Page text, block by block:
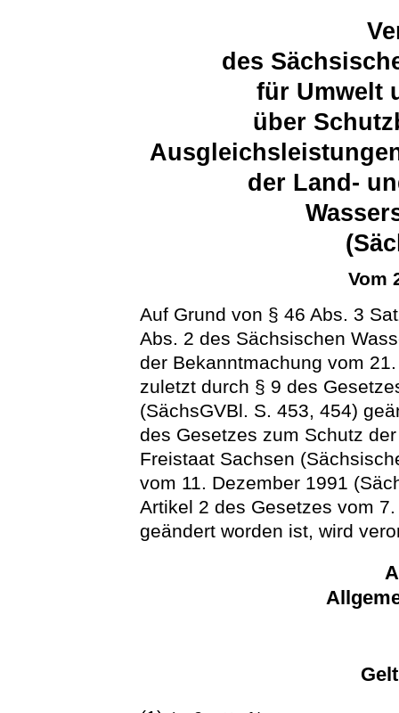
des
für Umwelt
über
der Land-
Vom
Auf Grund von § 46 Abs. 3
Abs. 2 des Sächsischen
der Bekanntmachung vom
zuletzt durch § 9 des
(SächsGVBl. S. 453, 454)
des Gesetzes zum Schutz
Freistaat Sachsen
vom 11. Dezember 1991
Artikel 2 des Gesetzes vom
geändert worden ist, wird